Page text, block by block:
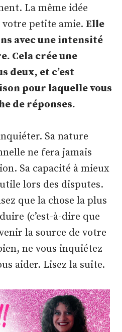
La même idée
votre petite amie.Elle
avec une intensité
Cela crée une
deux, et c’est
pour laquelle vous
de réponses.
Sa nature
ne fera jamais
Sa capacité à mieux
lors des disputes.
que la chose la plus
(c’est-à-dire que
la source de votre
ne vous inquiétez
aider. Lisez la suite.